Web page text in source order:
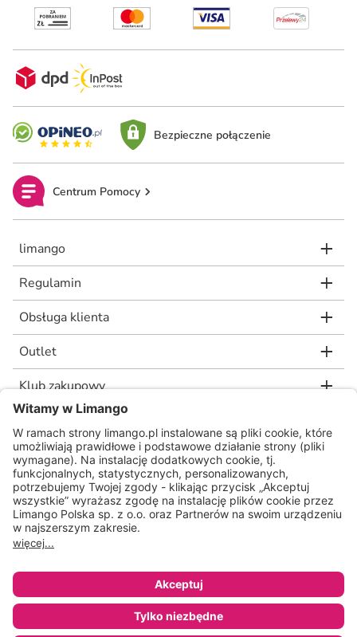
Bezpieczne połączenie
Centrum Pomocy
limango
Regulamin
Obsługa klienta
Outlet
Klub zakupowy
limango.de limango.nl
* Rekomendowana, niewiążąca cena detaliczna producenta, jaką wskazał nam
nasz dostawca. Wartość procentowa oznacza różnicę pomiędzy naszą ceną a